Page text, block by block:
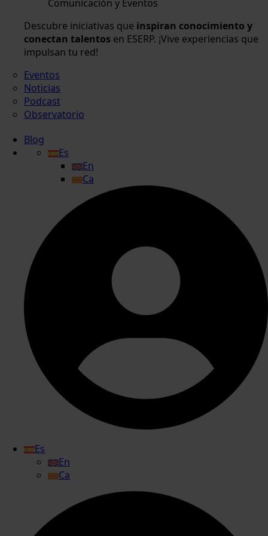
Comunicación y Eventos
Descubre iniciativas que inspiran conocimiento y
conectan talentos en ESERP. ¡Vive experiencias que
impulsan tu red!
Eventos
Noticias
Podcast
Observatorio
Blog
Es
En
Ca
Es
En
Ca